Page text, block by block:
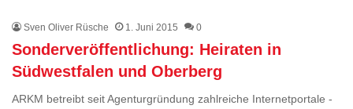
Sven Oliver Rüsche 1. Juni 2015 0
Sonderveröffentlichung: Heiraten in
Südwestfalen und Oberberg
ARKM betreibt seit Agenturgründung zahlreiche Internetportale -